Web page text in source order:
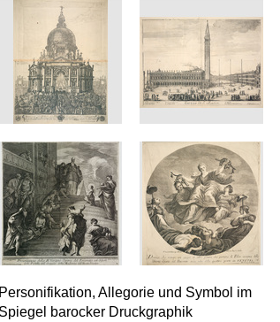
Personifikation, Allegorie und Symbol im
Spiegel barocker Druckgraphik